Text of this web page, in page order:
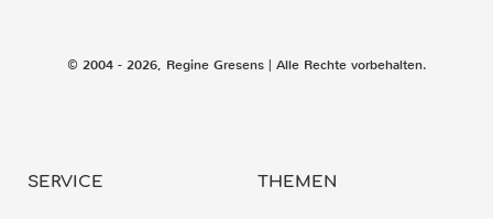
© 2004 - 2026, Regine Gresens | Alle Rechte vorbehalten.
SERVICE THEMEN